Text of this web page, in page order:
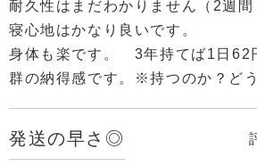
耐久性はまだわかりません（2週間
寝心地はかなり良いです。
身体も楽です。 3年持てば1日
群の納得感です。※持つのか？ど
発送の早さ◎